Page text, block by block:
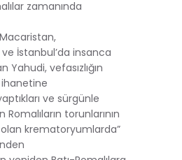
zamanında
İstanbul’da insanca
Yahudi, vefasızlığın
ihanetine
ve sürgünle
Romalıların torunlarının
olan krematoryumlarda”